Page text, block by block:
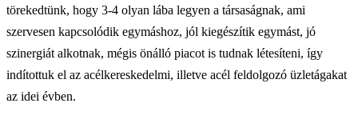
törekedtünk, hogy 3-4 olyan lába legyen a társaságnak, ami
szervesen kapcsolódik egymáshoz, jól kiegészítik egymást, jó
szinergiát alkotnak, mégis önálló piacot is tudnak létesíteni, így
indítottuk el az acélkereskedelmi, illetve acél feldolgozó üzletágakat
az idei évben.